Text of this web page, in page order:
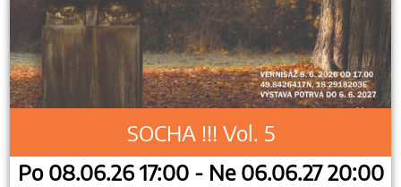
SOCHA !!! Vol. 5
Po 08.06.26 17:00 - Ne 06.06.27 20:00